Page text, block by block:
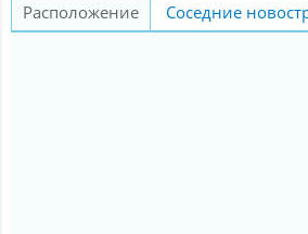
Расположение Соседние